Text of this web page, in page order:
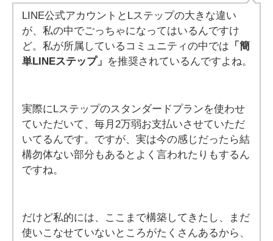
LINE公式アカウントとLステップの大きな違い
が、私の中でごっちゃになってはいるんですけ
ど。私が所属しているコミュニティの中では 「簡
単LINEステップ」 を推奨されているんですよね。
実際にLステップのスタンダードプランを使わせ
ていただいて、毎月2万弱お支払いさせていただ
いてるんです。ですが、実は今の感じだったら結
構勿体ない部分もあるとよく言われたりもするん
ですね。
だけど私的には、ここまで構築してきたし、まだ
使いこなせていないところがたくさんあるから、